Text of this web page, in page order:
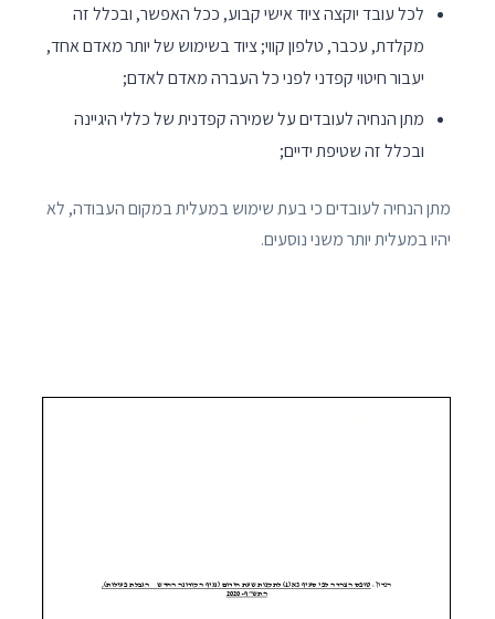
לכל עובד יוקצה ציוד אישי קבוע, ככל האפשר, ובכלל זה
מקלדת, עכבר, טלפון קווי; ציוד בשימוש של יותר מאדם אחד,
יעבור חיטוי קפדני לפני כל העברה מאדם לאדם;
מתן הנחיה לעובדים על שמירה קפדנית של כללי היגיינה
ובכלל זה שטיפת ידיים;
מתן הנחיה לעובדים כי בעת שימוש במעלית במקום העבודה, לא
יהיו במעלית יותר משני נוסעים.